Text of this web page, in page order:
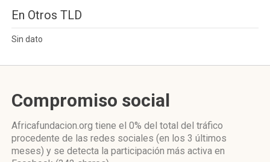
En Otros TLD
Sin dato
Compromiso social
Africafundacion.org tiene el 0% del total del tráfico
procedente de las redes sociales (en los 3 últimos
meses) y se detecta la participación más activa en